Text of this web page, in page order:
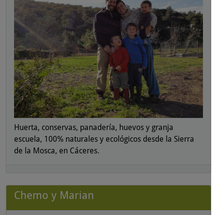
Huerta, conservas, panadería, huevos y granja
escuela, 100% naturales y ecológicos desde la Sierra
de la Mosca, en Cáceres.
Chemo y Marian